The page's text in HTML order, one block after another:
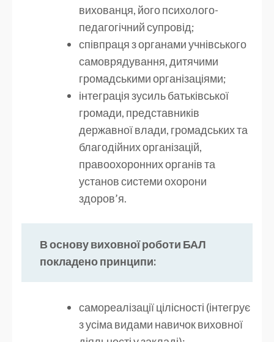
вихованця, його психолого-
педагогічний супровід;
співпраця з органами учнівського
самоврядування, дитячими
громадськими організаціями;
інтеграція зусиль батьківської
громади, представників
державної влади, громадських та
благодійних організацій,
правоохоронних органів та
установ системи охорони
здоров’я.
В основу виховної роботи БАЛ
покладено принципи:
самореалізації цілісності (інтегрує
з усіма видами навичок виховної